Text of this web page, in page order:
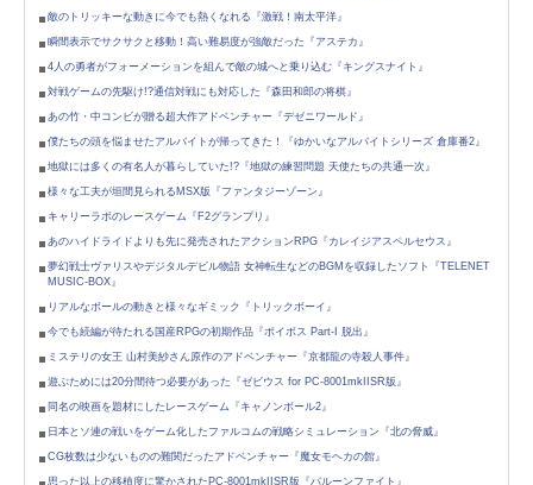
敵のトリッキーな動きに今でも熱くなれる『激戦！南太平洋』
瞬間表示でサクサクと移動！高い難易度が強敵だった『アステカ』
4人の勇者がフォーメーションを組んで敵の城へと乗り込む『キングスナイト』
対戦ゲームの先駆け!?通信対戦にも対応した『森田和郎の将棋』
あの竹・中コンビが贈る超大作アドベンチャー『デゼニワールド』
僕たちの頭を悩ませたアルバイトが帰ってきた！『ゆかいなアルバイトシリーズ 倉庫番2』
地獄には多くの有名人が暮らしていた!?『地獄の練習問題 天使たちの共通一次』
様々な工夫が垣間見られるMSX版『ファンタジーゾーン』
キャリーラボのレースゲーム『F2グランプリ』
あのハイドライドよりも先に発売されたアクションRPG『カレイジアスペルセウス』
夢幻戦士ヴァリスやデジタルデビル物語 女神転生などのBGMを収録したソフト『TELENET
MUSIC-BOX』
リアルなボールの動きと様々なギミック『トリックボーイ』
今でも続編が待たれる国産RPGの初期作品『ポイボス Part-I 脱出』
ミステリの女王 山村美紗さん原作のアドベンチャー『京都龍の寺殺人事件』
遊ぶためには20分間待つ必要があった『ゼビウス for PC-8001mkIISR版』
同名の映画を題材にしたレースゲーム『キャノンボール2』
日本とソ連の戦いをゲーム化したファルコムの戦略シミュレーション『北の脅威』
CG枚数は少ないものの難関だったアドベンチャー『魔女モヘカの館』
思った以上の移植度に驚かされたPC-8001mkIISR版『バルーンファイト』